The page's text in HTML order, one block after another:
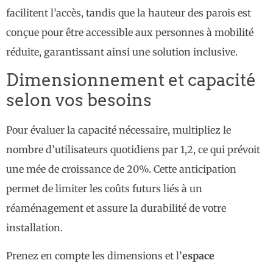
facilitent l’accès, tandis que la hauteur des parois est
conçue pour être accessible aux personnes à mobilité
réduite, garantissant ainsi une solution inclusive.
Dimensionnement et capacité
selon vos besoins
Pour évaluer la capacité nécessaire, multipliez le
nombre d’utilisateurs quotidiens par 1,2, ce qui prévoit
une mée de croissance de 20%. Cette anticipation
permet de limiter les coûts futurs liés à un
réaménagement et assure la durabilité de votre
installation.
Prenez en compte les dimensions et l’espace